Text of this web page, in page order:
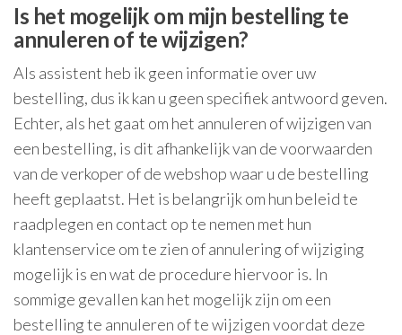
Is het mogelijk om mijn bestelling te
annuleren of te wijzigen?
Als assistent heb ik geen informatie over uw
bestelling, dus ik kan u geen specifiek antwoord geven.
Echter, als het gaat om het annuleren of wijzigen van
een bestelling, is dit afhankelijk van de voorwaarden
van de verkoper of de webshop waar u de bestelling
heeft geplaatst. Het is belangrijk om hun beleid te
raadplegen en contact op te nemen met hun
klantenservice om te zien of annulering of wijziging
mogelijk is en wat de procedure hiervoor is. In
sommige gevallen kan het mogelijk zijn om een
bestelling te annuleren of te wijzigen voordat deze